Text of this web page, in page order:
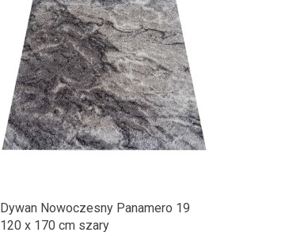
Dywan Nowoczesny Panamero 19
120 x 170 cm szary